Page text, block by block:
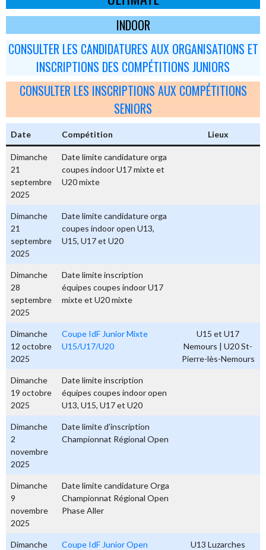
INDOOR
CONSULTER LES CANDIDATURES AUX ORGANISATIONS ET
INSCRIPTIONS DES COMPÉTITIONS JUNIORS
CONSULTER LES INSCRIPTIONS AUX COMPÉTITIONS
SENIORS
Date Compétition Lieux
Dimanche
21
septembre
2025
Date limite candidature orga
coupes indoor U17 mixte et
U20 mixte
Dimanche
21
septembre
2025
Date limite candidature orga
coupes indoor open U13,
U15, U17 et U20
Dimanche
28
septembre
2025
Date limite inscription
équipes coupes indoor U17
mixte et U20 mixte
Dimanche
12 octobre
2025
Coupe IdF Junior Mixte
U15/U17/U20
U15 et U17
Nemours | U20 St-
Pierre-lès-Nemours
Dimanche
19 octobre
2025
Date limite inscription
équipes coupes indoor open
U13, U15, U17 et U20
Dimanche
2
novembre
2025
Date limite d’inscription
Championnat Régional Open
Dimanche
9
novembre
2025
Date limite candidature Orga
Championnat Régional Open
Phase Aller
Dimanche
Coupe IdF Junior Open
U13 Luzarches